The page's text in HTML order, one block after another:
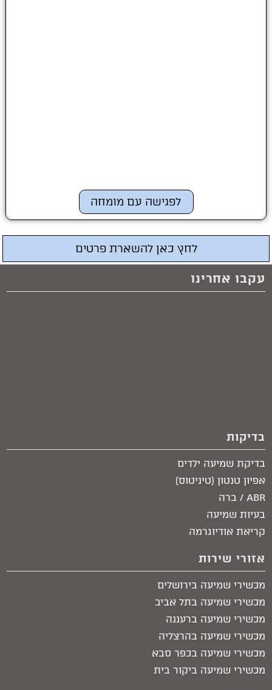
לפגישה עם מומחה
לחץ כאן להשארת פרטים
עקבו אחרינו
בדיקות
בדיקת שמיעה ילדים
אפיון טנטון (טיניטוס)
ABR / ברה
בעיות שמיעה
קריאת אודיוגרמה
אזורי שירות
מכשירי שמיעה בירושלים​
מכשירי שמיעה בתל אביב​
מכשירי שמיעה ברעננה
מכשירי שמיעה בהרצליה
מכשירי שמיעה בכפר סבא
מכשירי שמיעה ביקור בית​